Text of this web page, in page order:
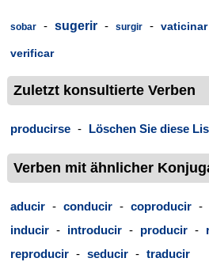
sobar - sugerir - surgir - vaticinar
verificar
Zuletzt konsultierte Verben
producirse - Löschen Sie diese
Verben mit ähnlicher
aducir - conducir - coproducir -
inducir - introducir - producir -
reproducir - seducir - traducir